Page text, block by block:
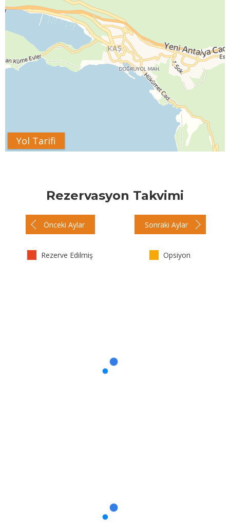
Yol Tarifi
Rezervasyon Takvimi
Önceki Aylar Sonraki Aylar
Rezerve Edilmiş Opsiyon